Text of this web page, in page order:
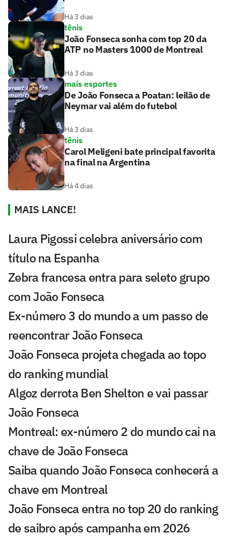
Há 3 dias
tênis
João Fonseca sonha com top 20 da
ATP no Masters 1000 de Montreal
Há 3 dias
mais esportes
De João Fonseca a Poatan: leilão de
Neymar vai além do futebol
Há 3 dias
tênis
Carol Meligeni bate principal favorita
na final na Argentina
Há 4 dias
MAIS LANCE!
Laura Pigossi celebra aniversário com
título na Espanha
Zebra francesa entra para seleto grupo
com João Fonseca
Ex-número 3 do mundo a um passo de
reencontrar João Fonseca
João Fonseca projeta chegada ao topo
do ranking mundial
Algoz derrota Ben Shelton e vai passar
João Fonseca
Montreal: ex-número 2 do mundo cai na
chave de João Fonseca
Saiba quando João Fonseca conhecerá a
chave em Montreal
João Fonseca entra no top 20 do ranking
de saibro após campanha em 2026